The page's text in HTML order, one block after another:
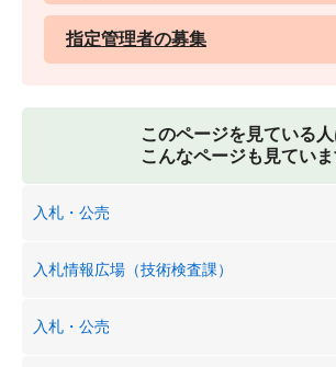
指定管理者の募集
このページを見ている
こんなページも見てい
入札・公売
入札情報広場（技術検査課）
入札・公売